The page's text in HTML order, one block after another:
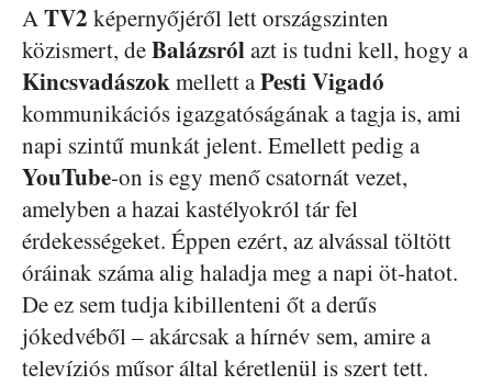
ATV2 képernyőjéről lett országszinten
közismert, deBalázsrólazt is tudni kell, hogy a
Kincsvadászokmellett aPesti Vigadó
kommunikációs igazgatóságának a tagja is, ami
napi szintű munkát jelent. Emellett pedig a
YouTube-on is egy menő csatornát vezet,
amelyben a hazai kastélyokról tár fel
érdekességeket. Éppen ezért, az alvással töltött
óráinak száma alig haladja meg a napi öt-hatot.
De ez sem tudja kibillenteni őt a derűs
jókedvéből – akárcsak a hírnév sem, amire a
televíziós műsor által kéretlenül is szert tett.